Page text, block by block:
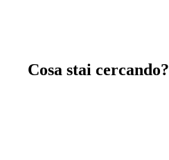
Cosa stai cercando?